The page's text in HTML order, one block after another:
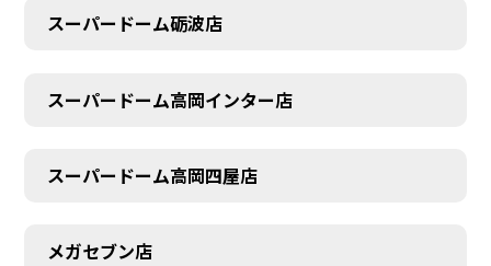
スーパードーム砺波店
スーパードーム高岡インター店
スーパードーム高岡四屋店
メガセブン店